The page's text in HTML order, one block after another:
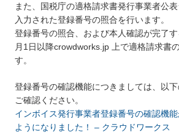
また、国税庁の適格請求書発行事業者公表
入力された登録番号の照合を行います。
登録番号の照合、および本人確認が完了
月1日以降crowdworks.jp 上で適格請求書
す。
登録番号の確認機能につきましては、以
ご確認ください。
インボイス発行事業者登録番号の確認機
ようになりました！ – クラウドワークス